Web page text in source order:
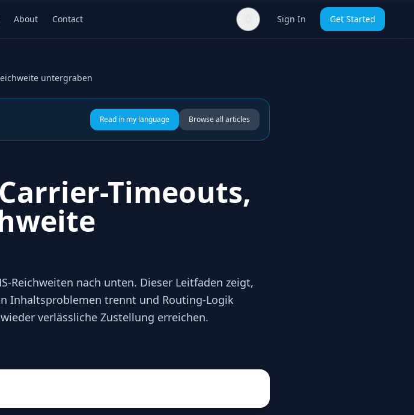
About Contact Sign In Get Started
untergraben
Read in my language Browse all articles
Timeouts,
Reichweiten nach unten. Dieser Leitfaden zeigt,
Inhaltsproblemen trennt und Routing-Logik
verlässliche Zustellung erreichen.